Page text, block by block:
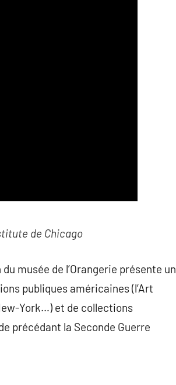
de Chicago
musée de l’Orangerie présente un
publiques américaines (l’Art
York…) et de collections
précédant la Seconde Guerre